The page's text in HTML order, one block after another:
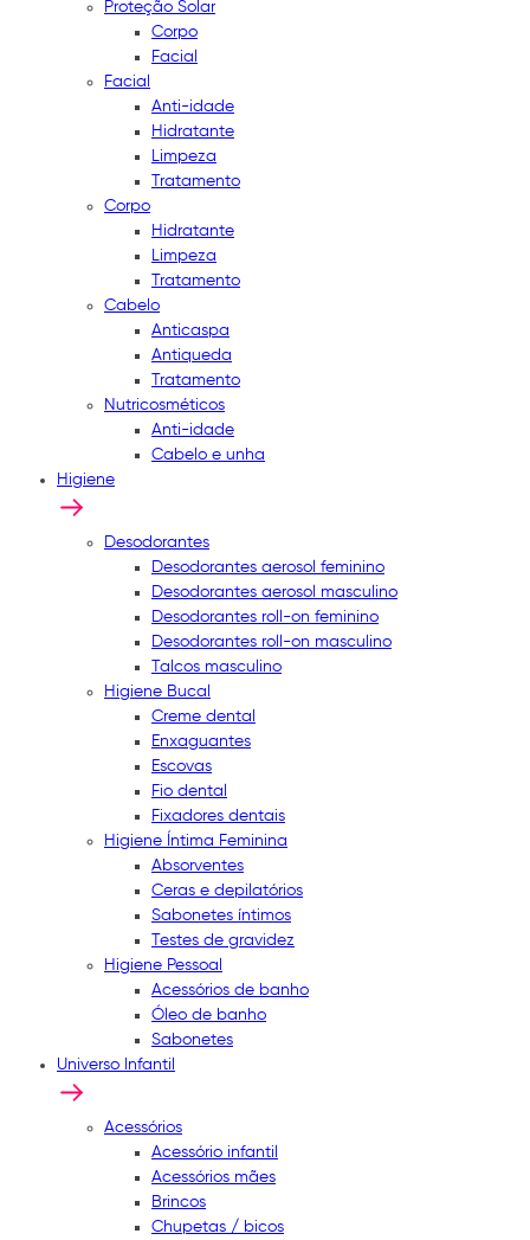
Proteção Solar
Corpo
Facial
Facial
Anti-idade
Hidratante
Limpeza
Tratamento
Corpo
Hidratante
Limpeza
Tratamento
Cabelo
Anticaspa
Antiqueda
Tratamento
Nutricosméticos
Anti-idade
Cabelo e unha
Higiene
Desodorantes
Desodorantes aerosol feminino
Desodorantes aerosol masculino
Desodorantes roll-on feminino
Desodorantes roll-on masculino
Talcos masculino
Higiene Bucal
Creme dental
Enxaguantes
Escovas
Fio dental
Fixadores dentais
Higiene Íntima Feminina
Absorventes
Ceras e depilatórios
Sabonetes íntimos
Testes de gravidez
Higiene Pessoal
Acessórios de banho
Óleo de banho
Sabonetes
Universo Infantil
Acessórios
Acessório infantil
Acessórios mães
Brincos
Chupetas / bicos